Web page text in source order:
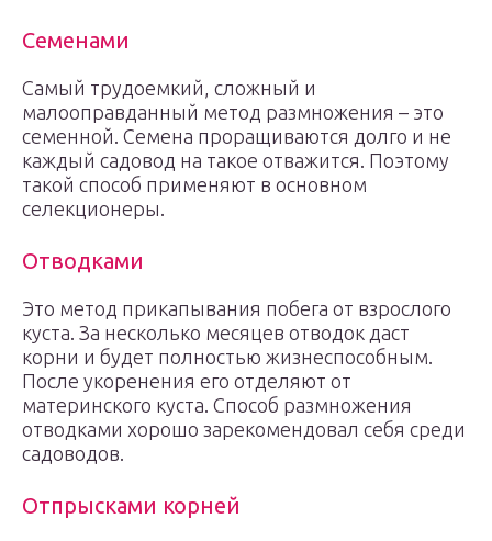
Семенами
Самый трудоемкий, сложный и
малооправданный метод размножения – это
семенной. Семена проращиваются долго и не
каждый садовод на такое отважится. Поэтому
такой способ применяют в основном
селекционеры.
Отводками
Это метод прикапывания побега от взрослого
куста. За несколько месяцев отводок даст
корни и будет полностью жизнеспособным.
После укоренения его отделяют от
материнского куста. Способ размножения
отводками хорошо зарекомендовал себя среди
садоводов.
Отпрысками корней